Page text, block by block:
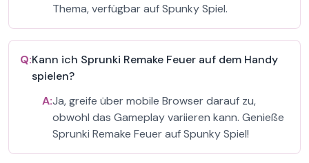
Thema, verfügbar auf Spunky Spiel.
Q:Kann ich Sprunki Remake Feuer auf dem Handy
spielen?
A:Ja, greife über mobile Browser darauf zu,
obwohl das Gameplay variieren kann. Genieße
Sprunki Remake Feuer auf Spunky Spiel!